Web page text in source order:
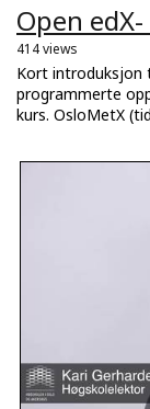
Open
414 views
Kort introduksjon
programmerte
kurs. OsloMetX